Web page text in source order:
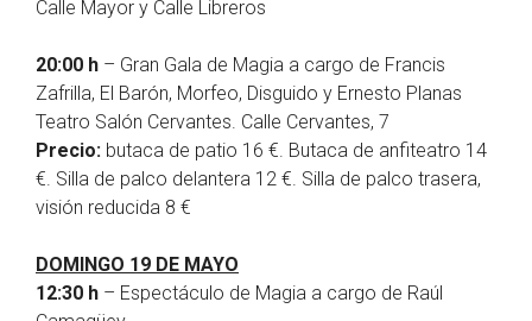
Calle Mayor y Calle Libreros
20:00 h – Gran Gala de Magia a cargo de Francis
Zafrilla, El Barón, Morfeo, Disguido y Ernesto Planas
Teatro Salón Cervantes. Calle Cervantes, 7
Precio: butaca de patio 16 €. Butaca de anfiteatro 14
€. Silla de palco delantera 12 €. Silla de palco trasera,
visión reducida 8 €
DOMINGO 19 DE MAYO
12:30 h – Espectáculo de Magia a cargo de Raúl